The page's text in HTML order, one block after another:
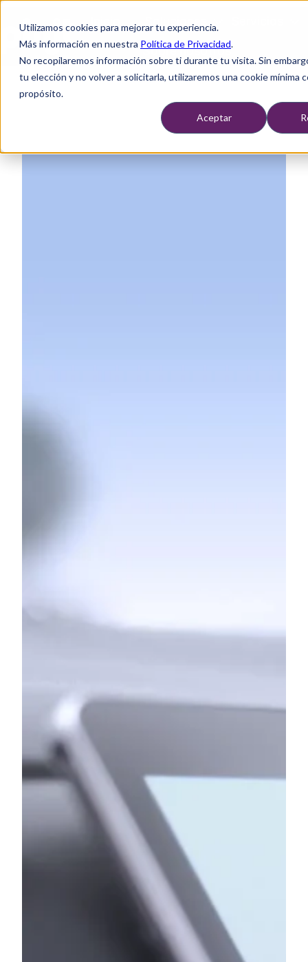
Utilizamos cookies para mejorar tu experiencia.
Más información en nuestra Política de Privacidad.
No recopilaremos información sobre ti durante tu visita. Sin
tu elección y no volver a solicitarla, utilizaremos una cookie mínima
propósito.
Aceptar
a
Soluciones
Sobre nosotros